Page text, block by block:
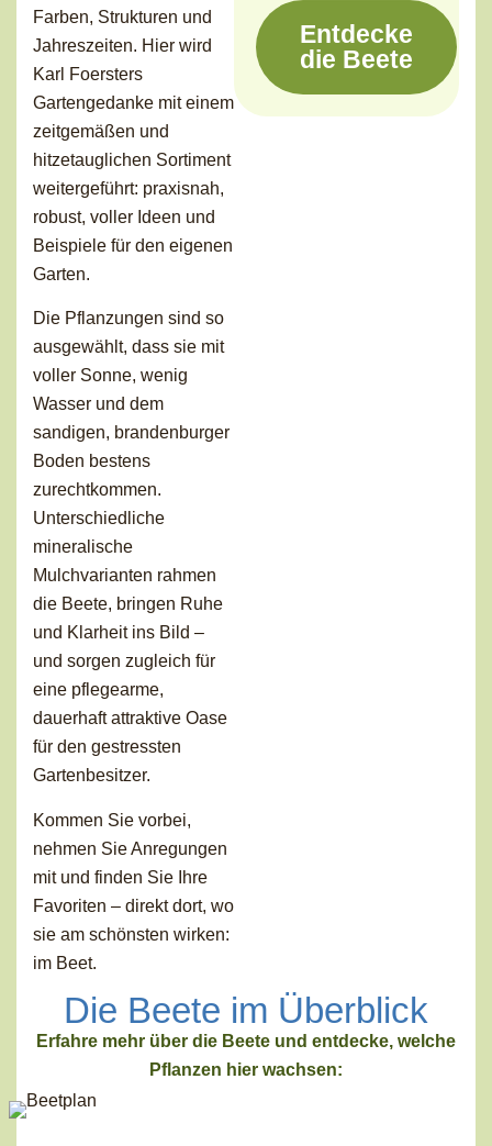
Farben, Strukturen und
Jahreszeiten. Hier wird
Karl Foersters
Gartengedanke mit einem
zeitgemäßen und
hitzetauglichen Sortiment
weitergeführt: praxisnah,
robust, voller Ideen und
Beispiele für den eigenen
Garten.
Die Pflanzungen sind so
ausgewählt, dass sie mit
voller Sonne, wenig
Wasser und dem
sandigen, brandenburger
Boden bestens
zurechtkommen.
Unterschiedliche
mineralische
Mulchvarianten rahmen
die Beete, bringen Ruhe
und Klarheit ins Bild –
und sorgen zugleich für
eine pflegearme,
dauerhaft attraktive Oase
für den gestressten
Gartenbesitzer.
Kommen Sie vorbei,
nehmen Sie Anregungen
mit und finden Sie Ihre
Favoriten – direkt dort, wo
sie am schönsten wirken:
im Beet.
Entdecke
die Beete
Die Beete im Überblick
Erfahre mehr über die Beete und entdecke, welche
Pflanzen hier wachsen: